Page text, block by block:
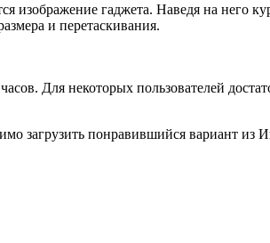
изображение гаджета. Наведя на
и перетаскивания.
Для некоторых пользователей
загрузить понравившийся вариант из